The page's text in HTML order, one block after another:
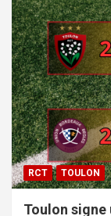
RCT TOULON
Toulon signe